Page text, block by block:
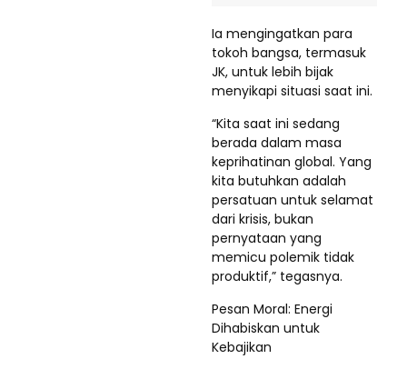
Ia mengingatkan para
tokoh bangsa, termasuk
JK, untuk lebih bijak
menyikapi situasi saat ini.
“Kita saat ini sedang
berada dalam masa
keprihatinan global. Yang
kita butuhkan adalah
persatuan untuk selamat
dari krisis, bukan
pernyataan yang
memicu polemik tidak
produktif,” tegasnya.
Pesan Moral: Energi
Dihabiskan untuk
Kebajikan